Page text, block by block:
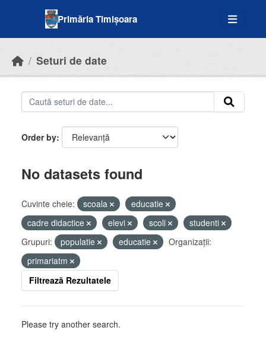
Primăria Timișoara
Seturi de date
Order by
No datasets found
Cuvinte cheie: scoala
educatie
cadre didactice
elevi scoli
studenti
Grupuri:
populatie educatie
Organizații:
primariatm
Filtrează Rezultatele
Please try another search.